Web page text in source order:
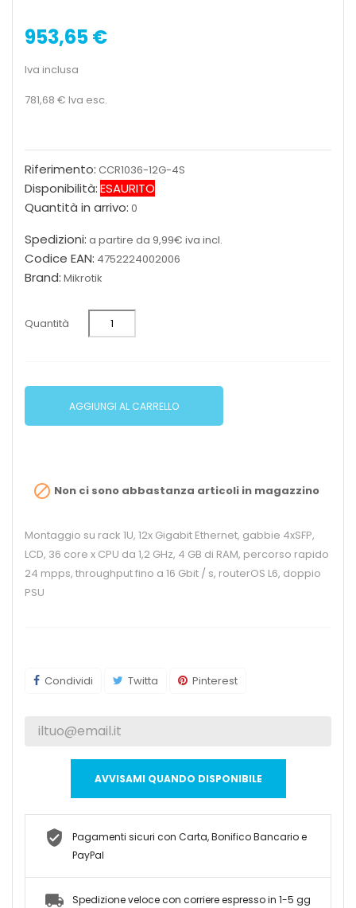
953,65 €
Iva inclusa
781,68 € Iva esc.
Riferimento: CCR1036-12G-4S
Disponibilità:ESAURITO
Quantità in arrivo: 0
Spedizioni: a partire da 9,99€ iva incl.
Codice EAN: 4752224002006
Brand: Mikrotik
Quantità
AGGIUNGI AL CARRELLO
 Non ci sono abbastanza articoli in magazzino
Montaggio su rack 1U, 12x Gigabit Ethernet, gabbie 4xSFP,
LCD, 36 core x CPU da 1,2 GHz, 4 GB di RAM, percorso rapido
24 mpps, throughput fino a 16 Gbit / s, routerOS L6, doppio
PSU
Condividi Twitta Pinterest
AVVISAMI QUANDO DISPONIBILE
Pagamenti sicuri con Carta, Bonifico Bancario e
PayPal
Spedizione veloce con corriere espresso in 1-5 gg